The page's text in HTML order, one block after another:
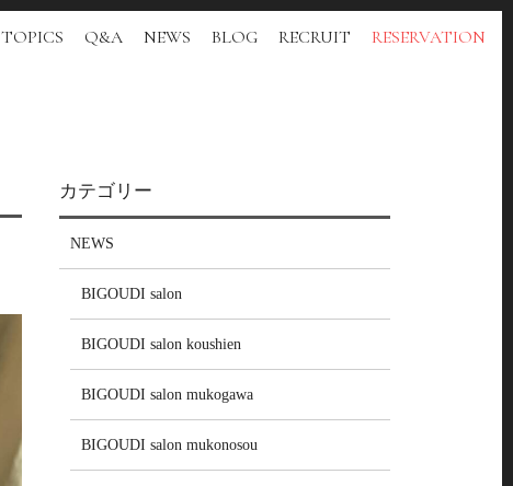
TOPICS Q&A NEWS BLOG RECRUIT RESERVATION
カテゴリー
NEWS
BIGOUDI salon
BIGOUDI salon koushien
BIGOUDI salon mukogawa
BIGOUDI salon mukonosou